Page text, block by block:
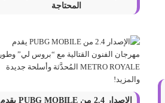
المحتاجة
الإصدار 2.4 من PUBG MOBILE يقدم